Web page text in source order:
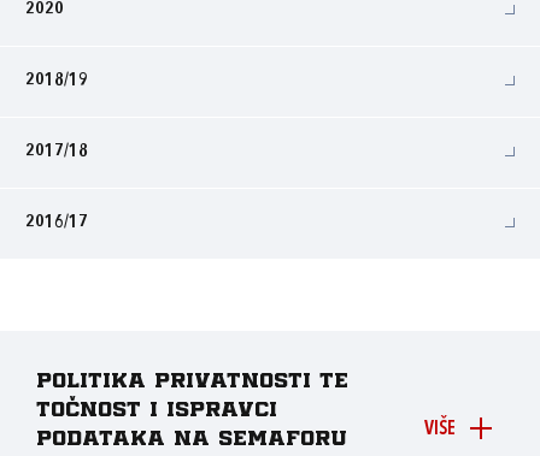
2020
2018/19
2017/18
2016/17
VIŠE
Politika privatnosti te
točnost i ispravci
podataka na Semaforu